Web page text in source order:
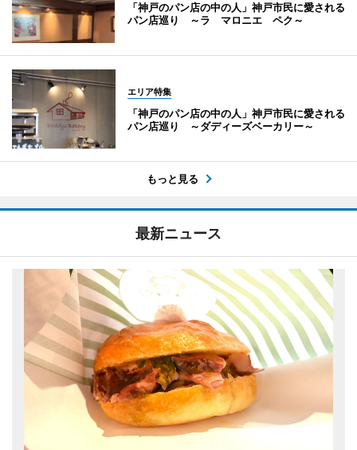
「神戸のパン店の中の人」神戸市民に愛される
パン店巡り ～ラ マロニエ ペク～
エリア特集
「神戸のパン店の中の人」神戸市民に愛される
パン店巡り ～ダディーズベーカリー～
もっと見る
最新ニュース